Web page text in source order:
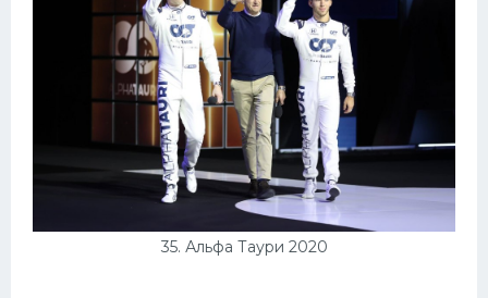
35. Альфа Таури 2020